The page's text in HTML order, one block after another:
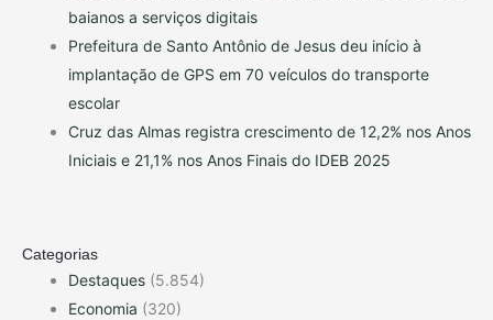
baianos a serviços digitais
Prefeitura de Santo Antônio de Jesus deu início à
implantação de GPS em 70 veículos do transporte
escolar
Cruz das Almas registra crescimento de 12,2% nos Anos
Iniciais e 21,1% nos Anos Finais do IDEB 2025
Categorias
Destaques (5.854)
Economia (320)